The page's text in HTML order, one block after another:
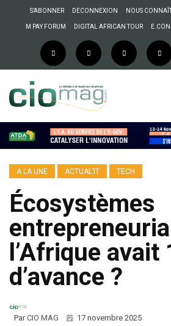
S’ABONNER DECONNEXION NOUS
M PAY FORUM DIGITAL AFRICAN TOUR
A LA UNE ACTUAL’IT TECH
Écosystèmes
l’Afrique avait
d’avance ?
ParCIO MAG 17 novembre 2025